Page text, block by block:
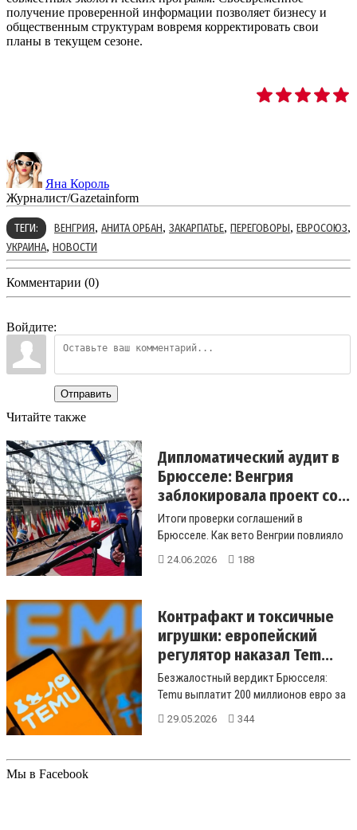
получение проверенной информации позволяет бизнесу и
общественным структурам вовремя корректировать свои
планы в текущем сезоне.
Яна Король
Журналист/Gazetainform
ТЕГИ: ВЕНГРИЯ, АНИТА ОРБАН, ЗАКАРПАТЬЕ, ПЕРЕГОВОРЫ, ЕВРОСОЮЗ,
УКРАИНА, НОВОСТИ
Комментарии (0)
Войдите:
Отправить
Читайте также
Дипломатический аудит в
Брюсселе: Венгрия
заблокировала проект со...
Итоги проверки соглашений в
Брюсселе. Как вето Венгрии повлияло
на отправку официального
24.06.2026 188
Контрафакт и токсичные
игрушки: европейский
регулятор наказал Tem...
Безжалостный вердикт Брюсселя:
Temu выплатит 200 миллионов евро за
продажу контрафакта и опасной эле...
29.05.2026 344
Мы в Facebook